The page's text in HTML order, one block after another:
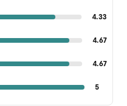
4.33
4.67
4.67
5